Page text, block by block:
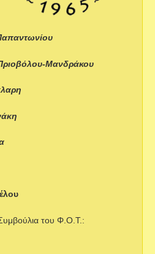
Μανδράκου
Συμβούλια του Φ.Ο.Τ.: